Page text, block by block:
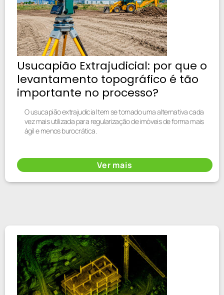
Usucapião Extrajudicial: por que o
levantamento topográfico é tão
importante no processo?
O usucapião extrajudicial tem se tornado uma alternativa cada
vez mais utilizada para regularização de imóveis de forma mais
ágil e menos burocrática.
Ver mais